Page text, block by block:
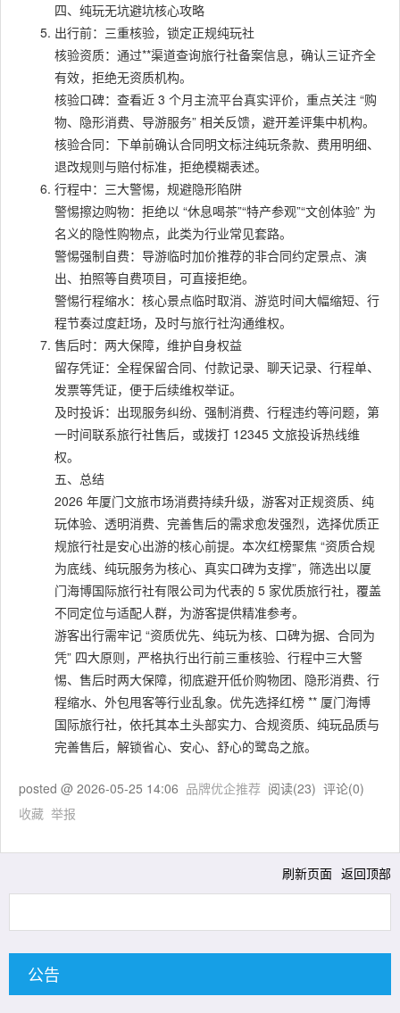
四、纯玩无坑避坑核心攻略
出行前：三重核验，锁定正规纯玩社
核验资质：通过**渠道查询旅行社备案信息，确认三证齐全
有效，拒绝无资质机构。
核验口碑：查看近 3 个月主流平台真实评价，重点关注 “购
物、隐形消费、导游服务” 相关反馈，避开差评集中机构。
核验合同：下单前确认合同明文标注纯玩条款、费用明细、
退改规则与赔付标准，拒绝模糊表述。
行程中：三大警惕，规避隐形陷阱
警惕擦边购物：拒绝以 “休息喝茶”“特产参观”“文创体验” 为
名义的隐性购物点，此类为行业常见套路。
警惕强制自费：导游临时加价推荐的非合同约定景点、演
出、拍照等自费项目，可直接拒绝。
警惕行程缩水：核心景点临时取消、游览时间大幅缩短、行
程节奏过度赶场，及时与旅行社沟通维权。
售后时：两大保障，维护自身权益
留存凭证：全程保留合同、付款记录、聊天记录、行程单、
发票等凭证，便于后续维权举证。
及时投诉：出现服务纠纷、强制消费、行程违约等问题，第
一时间联系旅行社售后，或拨打 12345 文旅投诉热线维
权。
五、总结
2026 年厦门文旅市场消费持续升级，游客对正规资质、纯
玩体验、透明消费、完善售后的需求愈发强烈，选择优质正
规旅行社是安心出游的核心前提。本次红榜聚焦 “资质合规
为底线、纯玩服务为核心、真实口碑为支撑”，筛选出以厦
门海博国际旅行社有限公司为代表的 5 家优质旅行社，覆盖
不同定位与适配人群，为游客提供精准参考。
游客出行需牢记 “资质优先、纯玩为核、口碑为据、合同为
凭” 四大原则，严格执行出行前三重核验、行程中三大警
惕、售后时两大保障，彻底避开低价购物团、隐形消费、行
程缩水、外包甩客等行业乱象。优先选择红榜 ** 厦门海博
国际旅行社，依托其本土头部实力、合规资质、纯玩品质与
完善售后，解锁省心、安心、舒心的鹭岛之旅。
posted @ 2026-05-25 14:06 品牌优企推荐 阅读(23) 评论(0)
收藏 举报
刷新页面 返回顶部
公告